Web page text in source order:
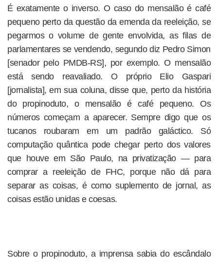
É exatamente o inverso. O caso do mensalão é café
pequeno perto da questão da emenda da reeleição, se
pegarmos o volume de gente envolvida, as filas de
parlamentares se vendendo, segundo diz Pedro Simon
[senador pelo PMDB-RS], por exemplo. O mensalão
está sendo reavaliado. O próprio Elio Gaspari
[jornalista], em sua coluna, disse que, perto da história
do propinoduto, o mensalão é café pequeno. Os
números começam a aparecer. Sempre digo que os
tucanos roubaram em um padrão galáctico. Só
computação quântica pode chegar perto dos valores
que houve em São Paulo, na privatização — para
comprar a reeleição de FHC, porque não dá para
separar as coisas, é como suplemento de jornal, as
coisas estão unidas e coesas.
Sobre o propinoduto, a imprensa sabia do escândalo